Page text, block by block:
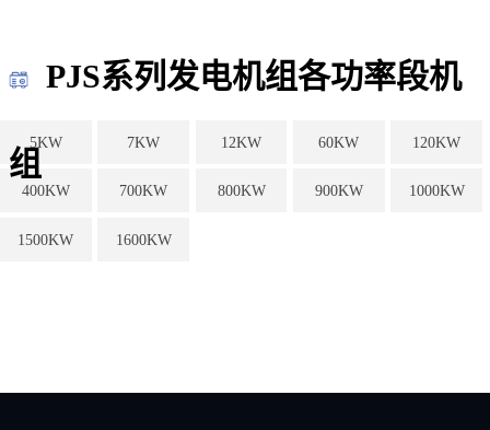
PJS系列发电机组各功率段机
组
5KW 7KW 12KW 60KW 120KW
400KW 700KW 800KW 900KW 1000KW
1500KW 1600KW